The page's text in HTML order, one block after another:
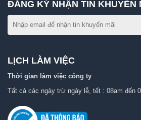
ĐĂNG KÝ NHẬN TIN KHUYẾN
LỊCH LÀM VIỆC
Thời gian làm việc công ty
Tất cả các ngày trừ ngày lễ, tết : 08am đến